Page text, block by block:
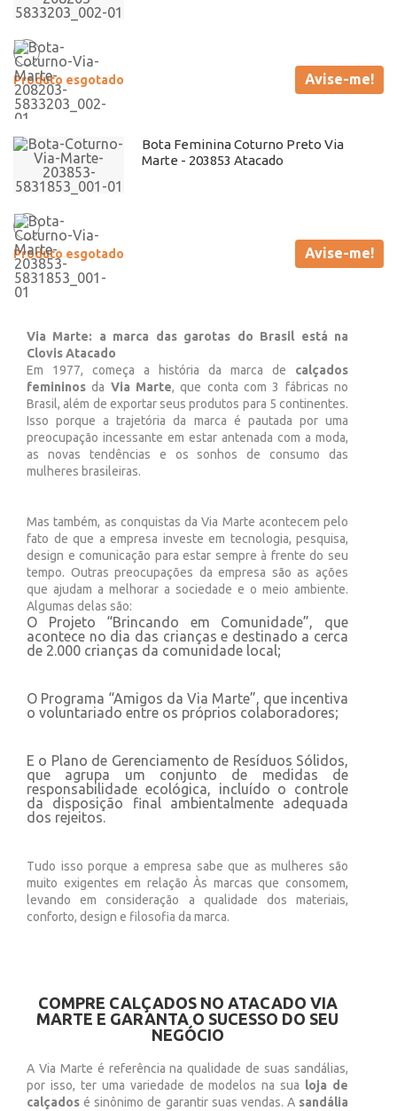
Produto esgotado Avise-me!
Bota Feminina Coturno Preto Via
Marte - 203853 Atacado
Produto esgotado Avise-me!
Via Marte: a marca das garotas do Brasil está na
Clovis Atacado
Em 1977, começa a história da marca de calçados
femininosda Via Marte, que conta com 3 fábricas no
Brasil, além de exportar seus produtos para 5 continentes.
Isso porque a trajetória da marca é pautada por uma
preocupação incessante em estar antenada com a moda,
as novas tendências e os sonhos de consumo das
mulheres brasileiras.
Mas também, as conquistas da Via Marte acontecem pelo
fato de que a empresa investe em tecnologia, pesquisa,
design e comunicação para estar sempre à frente do seu
tempo. Outras preocupações da empresa são as ações
que ajudam a melhorar a sociedade e o meio ambiente.
Algumas delas são:
O Projeto “Brincando em Comunidade”, que
acontece no dia das crianças e destinado a cerca
de 2.000 crianças da comunidade local;
O Programa “Amigos da Via Marte”, que incentiva
o voluntariado entre os próprios colaboradores;
E o Plano de Gerenciamento de Resíduos Sólidos,
que agrupa um conjunto de medidas de
responsabilidade ecológica, incluído o controle
da disposição final ambientalmente adequada
dos rejeitos.
Tudo isso porque a empresa sabe que as mulheres são
muito exigentes em relação Às marcas que consomem,
levando em consideração a qualidade dos materiais,
conforto, design e filosofia da marca.
COMPRE CALÇADOS NO ATACADO VIA
MARTE E GARANTA O SUCESSO DO SEU
NEGÓCIO
A Via Marte é referência na qualidade de suas sandálias,
por isso, ter uma variedade de modelos na sua
loja de
calçadosé sinônimo de garantir suas vendas. A sandália